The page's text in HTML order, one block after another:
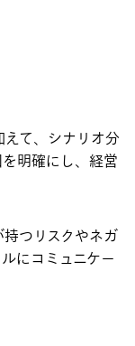
て、シナリオ分
明確にし、経営
つリスクやネガ
にコミュニケー